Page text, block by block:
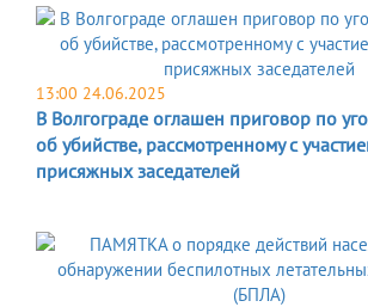
13:00 24.06.2025
В Волгограде оглашен приговор по
об убийстве, рассмотренному с
присяжных заседателей